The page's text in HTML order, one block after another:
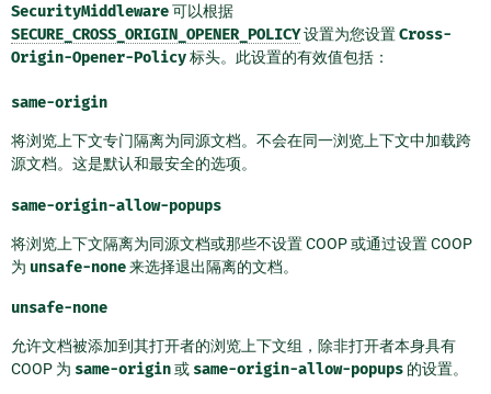
SecurityMiddleware可以根据
SECURE_CROSS_ORIGIN_OPENER_POLICY设置为您设置Cross-
Origin-Opener-Policy标头。此设置的有效值包括：
same-origin
将浏览上下文专门隔离为同源文档。不会在同一浏览上下文中加载跨
源文档。这是默认和最安全的选项。
same-origin-allow-popups
将浏览上下文隔离为同源文档或那些不设置 COOP 或通过设置 COOP
为 unsafe-none来选择退出隔离的文档。
unsafe-none
允许文档被添加到其打开者的浏览上下文组，除非打开者本身具有
COOP 为 same-origin或 same-origin-allow-popups 的设置。